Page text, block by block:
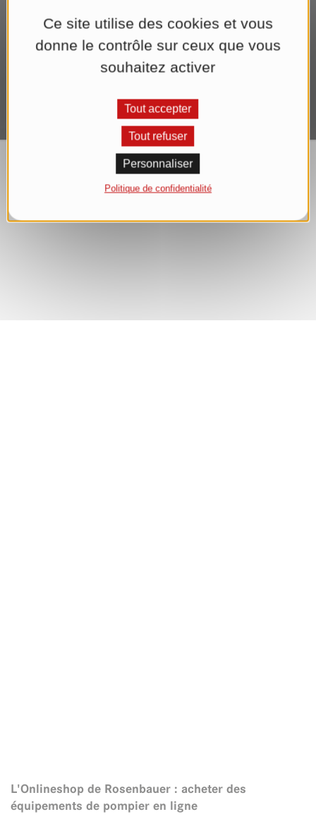
notre Déclaration de confidentialité .*
S'abonner maintenant à la lettre d'informations
L'Onlineshop de Rosenbauer : acheter des
équipements de pompier en ligne
Ce site utilise des cookies et vous
donne le contrôle sur ceux que vous
souhaitez activer
Tout accepter
Tout refuser
Personnaliser
Politique de confidentialité